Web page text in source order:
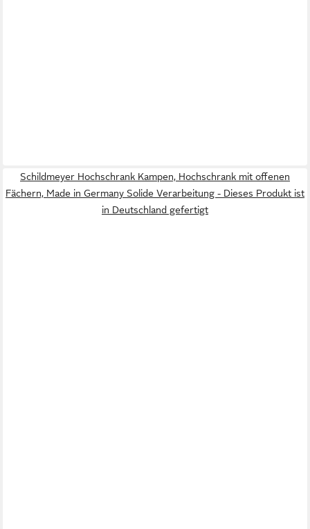
Schildmeyer Hochschrank Kampen, Hochschrank mit offenen
Fächern, Made in Germany Solide Verarbeitung - Dieses Produkt ist
in Deutschland gefertigt